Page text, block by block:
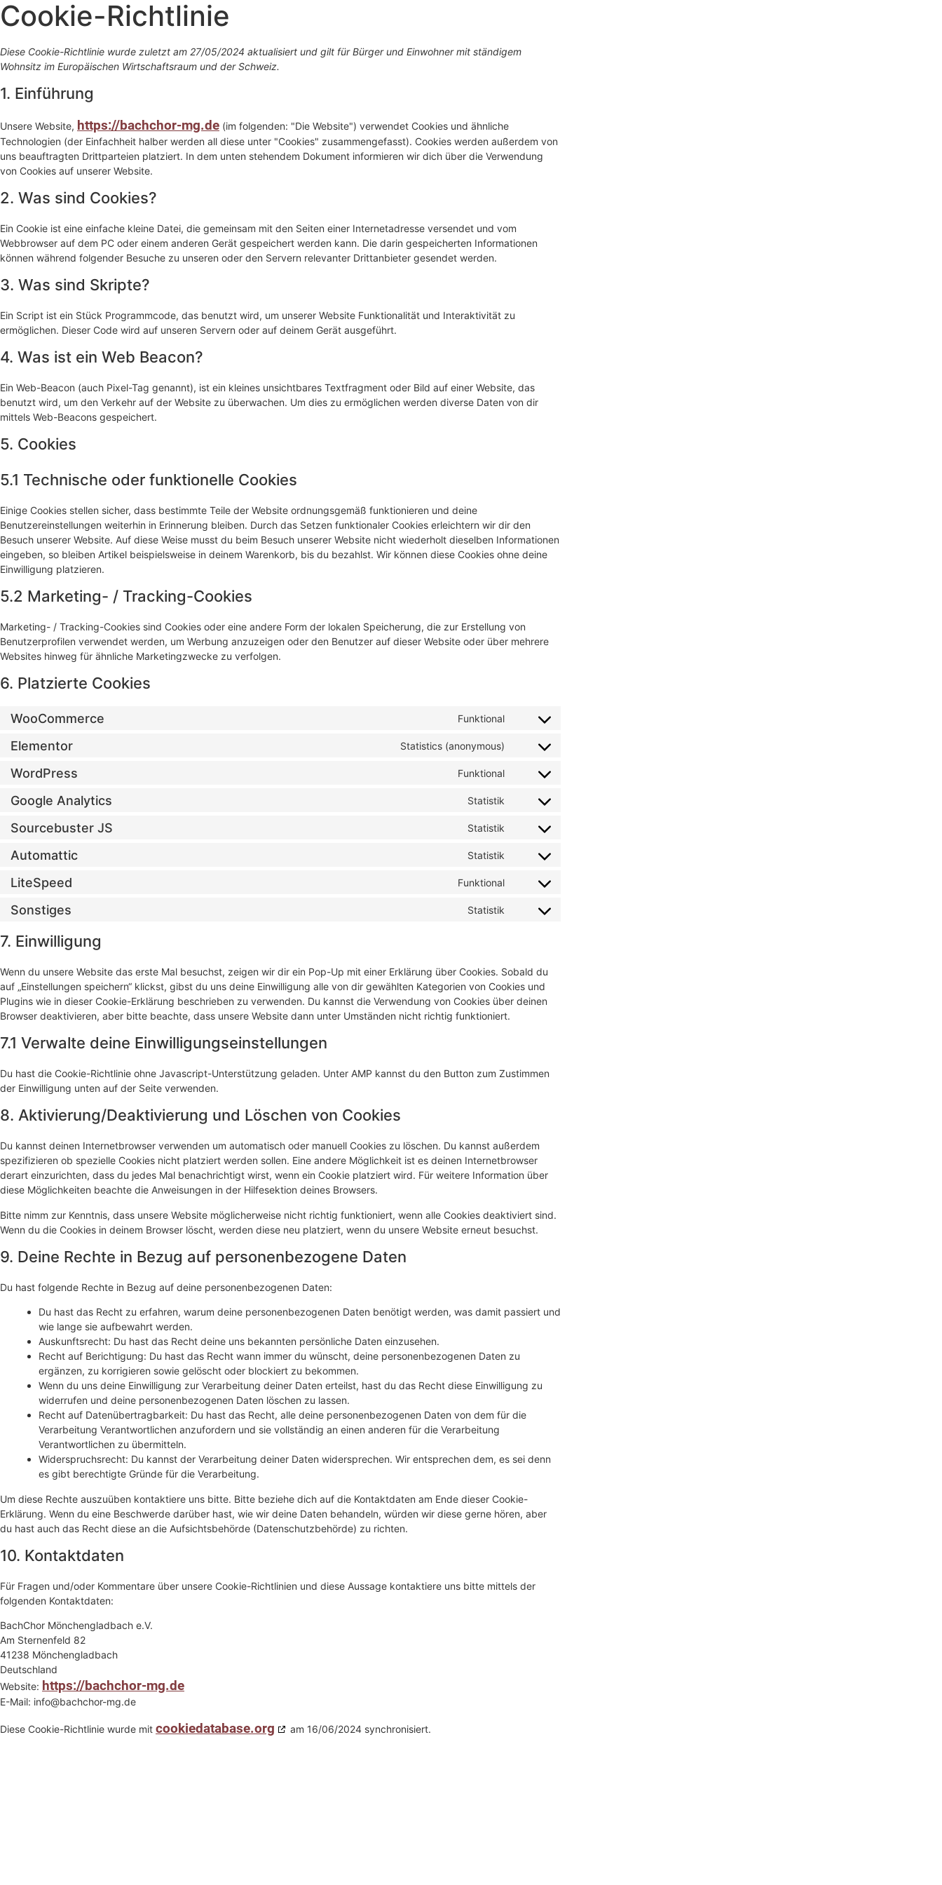
Cookie-Richtlinie
Diese Cookie-Richtlinie wurde zuletzt am 27/05/2024 aktualisiert und gilt für Bürger und Einwohner mit ständigem
Wohnsitz im Europäischen Wirtschaftsraum und der Schweiz.
1. Einführung
Unsere Website, https://bachchor-mg.de (im folgenden: "Die Website") verwendet Cookies und ähnliche
Technologien (der Einfachheit halber werden all diese unter "Cookies" zusammengefasst). Cookies werden außerdem von
uns beauftragten Drittparteien platziert. In dem unten stehendem Dokument informieren wir dich über die Verwendung
von Cookies auf unserer Website.
2. Was sind Cookies?
Ein Cookie ist eine einfache kleine Datei, die gemeinsam mit den Seiten einer Internetadresse versendet und vom
Webbrowser auf dem PC oder einem anderen Gerät gespeichert werden kann. Die darin gespeicherten Informationen
können während folgender Besuche zu unseren oder den Servern relevanter Drittanbieter gesendet werden.
3. Was sind Skripte?
Ein Script ist ein Stück Programmcode, das benutzt wird, um unserer Website Funktionalität und Interaktivität zu
ermöglichen. Dieser Code wird auf unseren Servern oder auf deinem Gerät ausgeführt.
4. Was ist ein Web Beacon?
Ein Web-Beacon (auch Pixel-Tag genannt), ist ein kleines unsichtbares Textfragment oder Bild auf einer Website, das
benutzt wird, um den Verkehr auf der Website zu überwachen. Um dies zu ermöglichen werden diverse Daten von dir
mittels Web-Beacons gespeichert.
5. Cookies
5.1 Technische oder funktionelle Cookies
Einige Cookies stellen sicher, dass bestimmte Teile der Website ordnungsgemäß funktionieren und deine
Benutzereinstellungen weiterhin in Erinnerung bleiben. Durch das Setzen funktionaler Cookies erleichtern wir dir den
Besuch unserer Website. Auf diese Weise musst du beim Besuch unserer Website nicht wiederholt dieselben Informationen
eingeben, so bleiben Artikel beispielsweise in deinem Warenkorb, bis du bezahlst. Wir können diese Cookies ohne deine
Einwilligung platzieren.
5.2 Marketing- / Tracking-Cookies
Marketing- / Tracking-Cookies sind Cookies oder eine andere Form der lokalen Speicherung, die zur Erstellung von
Benutzerprofilen verwendet werden, um Werbung anzuzeigen oder den Benutzer auf dieser Website oder über mehrere
Websites hinweg für ähnliche Marketingzwecke zu verfolgen.
6. Platzierte Cookies
WooCommerce Funktional
Elementor Statistics (anonymous)
WordPress Funktional
Google Analytics Statistik
Sourcebuster JS Statistik
Automattic Statistik
LiteSpeed Funktional
Sonstiges Statistik
7. Einwilligung
Wenn du unsere Website das erste Mal besuchst, zeigen wir dir ein Pop-Up mit einer Erklärung über Cookies. Sobald du
auf „Einstellungen speichern“ klickst, gibst du uns deine Einwilligung alle von dir gewählten Kategorien von Cookies und
Plugins wie in dieser Cookie-Erklärung beschrieben zu verwenden. Du kannst die Verwendung von Cookies über deinen
Browser deaktivieren, aber bitte beachte, dass unsere Website dann unter Umständen nicht richtig funktioniert.
7.1 Verwalte deine Einwilligungseinstellungen
Du hast die Cookie-Richtlinie ohne Javascript-Unterstützung geladen. Unter AMP kannst du den Button zum Zustimmen
der Einwilligung unten auf der Seite verwenden.
8. Aktivierung/Deaktivierung und Löschen von Cookies
Du kannst deinen Internetbrowser verwenden um automatisch oder manuell Cookies zu löschen. Du kannst außerdem
spezifizieren ob spezielle Cookies nicht platziert werden sollen. Eine andere Möglichkeit ist es deinen Internetbrowser
derart einzurichten, dass du jedes Mal benachrichtigt wirst, wenn ein Cookie platziert wird. Für weitere Information über
diese Möglichkeiten beachte die Anweisungen in der Hilfesektion deines Browsers.
Bitte nimm zur Kenntnis, dass unsere Website möglicherweise nicht richtig funktioniert, wenn alle Cookies deaktiviert sind.
Wenn du die Cookies in deinem Browser löscht, werden diese neu platziert, wenn du unsere Website erneut besuchst.
9. Deine Rechte in Bezug auf personenbezogene Daten
Du hast folgende Rechte in Bezug auf deine personenbezogenen Daten:
Du hast das Recht zu erfahren, warum deine personenbezogenen Daten benötigt werden, was damit passiert und
wie lange sie aufbewahrt werden.
Auskunftsrecht: Du hast das Recht deine uns bekannten persönliche Daten einzusehen.
Recht auf Berichtigung: Du hast das Recht wann immer du wünscht, deine personenbezogenen Daten zu
ergänzen, zu korrigieren sowie gelöscht oder blockiert zu bekommen.
Wenn du uns deine Einwilligung zur Verarbeitung deiner Daten erteilst, hast du das Recht diese Einwilligung zu
widerrufen und deine personenbezogenen Daten löschen zu lassen.
Recht auf Datenübertragbarkeit: Du hast das Recht, alle deine personenbezogenen Daten von dem für die
Verarbeitung Verantwortlichen anzufordern und sie vollständig an einen anderen für die Verarbeitung
Verantwortlichen zu übermitteln.
Widerspruchsrecht: Du kannst der Verarbeitung deiner Daten widersprechen. Wir entsprechen dem, es sei denn
es gibt berechtigte Gründe für die Verarbeitung.
Um diese Rechte auszuüben kontaktiere uns bitte. Bitte beziehe dich auf die Kontaktdaten am Ende dieser Cookie-
Erklärung. Wenn du eine Beschwerde darüber hast, wie wir deine Daten behandeln, würden wir diese gerne hören, aber
du hast auch das Recht diese an die Aufsichtsbehörde (Datenschutzbehörde) zu richten.
10. Kontaktdaten
Für Fragen und/oder Kommentare über unsere Cookie-Richtlinien und diese Aussage kontaktiere uns bitte mittels der
folgenden Kontaktdaten:
BachChor Mönchengladbach e.V.
Am Sternenfeld 82
41238 Mönchengladbach
Deutschland
Website: https://bachchor-mg.de
E-Mail: info@bachchor-mg.de
Diese Cookie-Richtlinie wurde mit cookiedatabase.org am 16/06/2024 synchronisiert.